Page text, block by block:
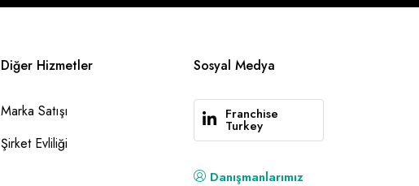
Diğer Hizmetler
Marka Satışı
Şirket Evliliği
Sosyal Medya
Franchise
Turkey
Danışmanlarımız